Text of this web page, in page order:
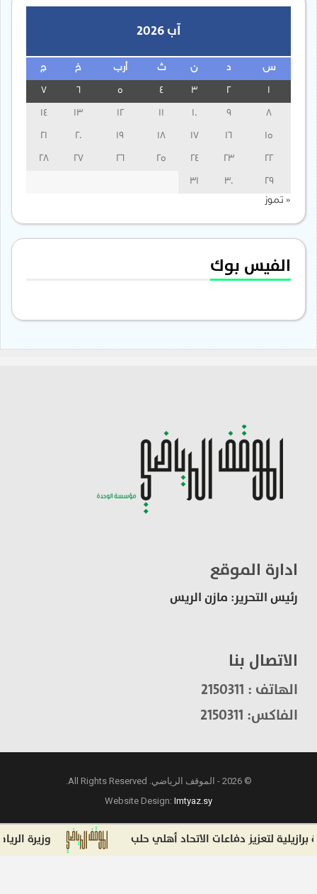
آب 2026
س ن ث أرب خ ج
3
13
14
15
16
17
18
19
20
21
22
23
24
25
26
27
28
29
30
31
« تموز
الفيس بوك
ادارة الموقع
رئيس التحرير: مازن الريس
الاتصال بنا
الهاتف : 2150311
الفاكس: 2150311
© 2026 - الموقف الرياضي. All Rights Reserved.
Website Design:Imtyaz.sy
لتعزيز دفاعات الاتحاد أهلي حلب وزيرة الرياضة